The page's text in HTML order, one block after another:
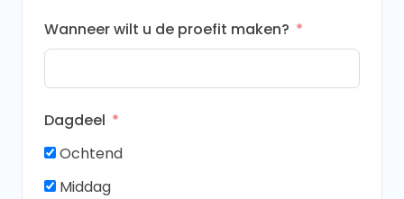
Wanneer wilt u de proefit maken?
Dagdeel
Ochtend
Middag